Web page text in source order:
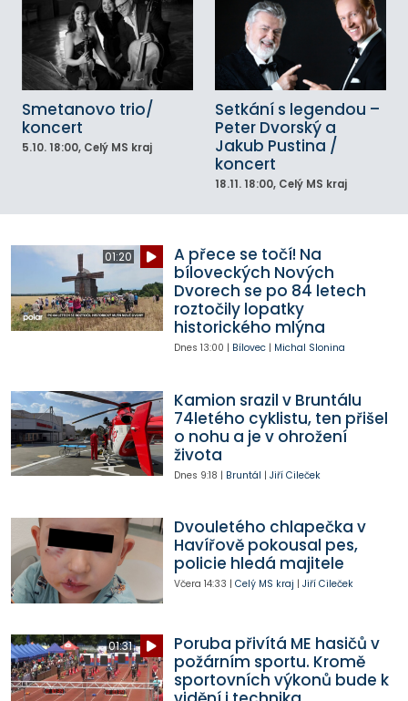
Smetanovo trio/
koncert
5.10. 18:00, Celý MS kraj
Setkání s legendou –
Peter Dvorský a
Jakub Pustina /
koncert
18.11. 18:00, Celý MS kraj
01:20
A přece se točí! Na
bíloveckých Nových
Dvorech se po 84 letech
roztočily lopatky
historického mlýna
Dnes 13:00 | Bílovec| Michal Slonina
Kamion srazil v Bruntálu
74letého cyklistu, ten přišel
o nohu a je v ohrožení
života
Dnes 9:18 | Bruntál | Jiří Cileček
Dvouletého chlapečka v
Havířově pokousal pes,
policie hledá majitele
Včera 14:33 | Celý MS kraj | Jiří Cileček
01:31
Poruba přivítá ME hasičů v
požárním sportu. Kromě
sportovních výkonů bude k